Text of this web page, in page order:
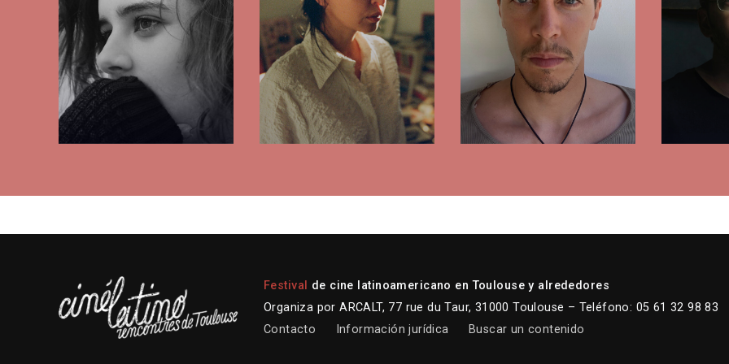
Festival
de cine latinoamericano en Toulouse y alrededores
Organiza por ARCALT, 77 rue du Taur, 31000 Toulouse – Teléfono: 05 61 32 98 83
Contacto
Información jurídica Buscar un contenido